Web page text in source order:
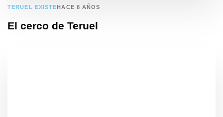
TERUEL EXISTEHACE 8 AÑOS
El cerco de Teruel